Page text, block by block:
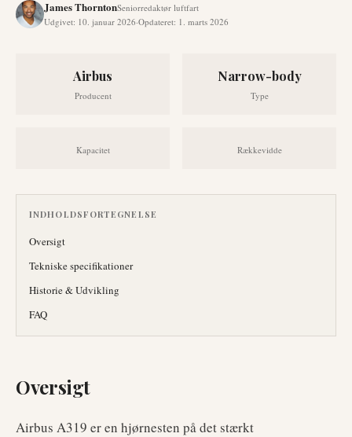
James ThorntonSeniorredaktør luftfart
Udgivet: 10. januar 2026·Opdateret: 1. marts 2026
Airbus
Producent
Narrow-body
Type
Kapacitet Rækkevidde
INDHOLDSFORTEGNELSE
Oversigt
Tekniske specifikationer
Historie & Udvikling
FAQ
Oversigt
Airbus A319 er en hjørnesten på det stærkt